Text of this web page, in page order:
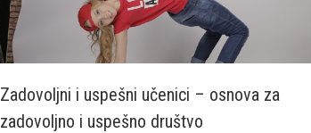
Zadovoljni i uspešni učenici – osnova za
zadovoljno i uspešno društvo